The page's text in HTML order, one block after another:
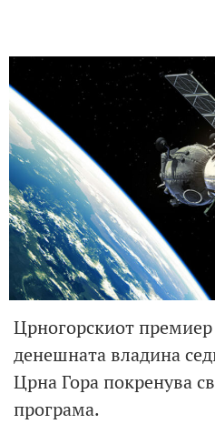
Црногорскиот
денешната владина
Црна Гора покренува
програма.